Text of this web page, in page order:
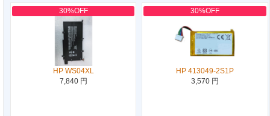
30%OFF
HP WS04XL
7,840 円
30%OFF
HP 413049-2S1P
3,570 円